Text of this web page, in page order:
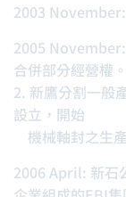
2003 November:
2005
合併部分經營權。
2. 新鷹分割一般
設立，開始
機械軸封之生
2006 April: 新石